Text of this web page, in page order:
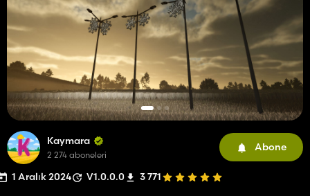
Kaymara
2 274 aboneleri
Abone
1 Aralık 2024 V1.0.0.0 3 771